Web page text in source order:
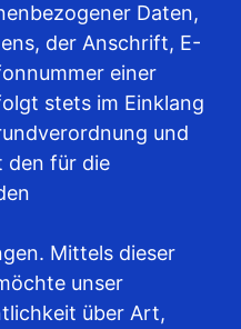
Daten,
der Anschrift, E-
einer
stets im Einklang
und
den für die
Mittels dieser
unser
über Art,